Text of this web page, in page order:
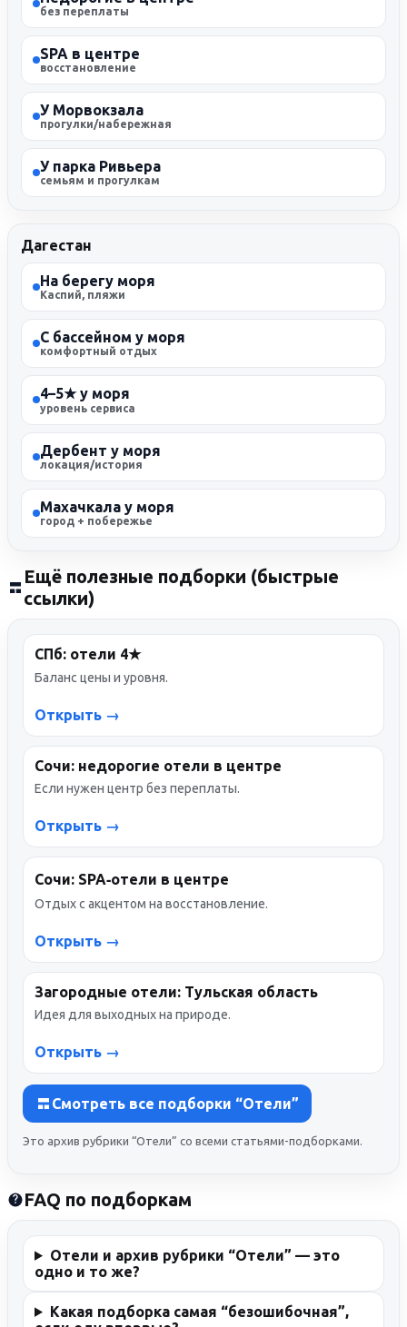
без переплаты
SPA в центре
восстановление
У Морвокзала
прогулки/набережная
У парка Ривьера
семьям и прогулкам
Дагестан
На берегу моря
Каспий, пляжи
С бассейном у моря
комфортный отдых
4–5★ у моря
уровень сервиса
Дербент у моря
локация/история
Махачкала у моря
город + побережье
Ещё полезные подборки (быстрые
ссылки)
СПб: отели 4★
Баланс цены и уровня.
Открыть →
Сочи: недорогие отели в центре
Если нужен центр без переплаты.
Открыть →
Сочи: SPA‑отели в центре
Отдых с акцентом на восстановление.
Открыть →
Загородные отели: Тульская область
Идея для выходных на природе.
Открыть →
Смотреть все подборки “Отели”
Это архив рубрики “Отели” со всеми статьями-подборками.
FAQ по подборкам
Отели и архив рубрики “Отели” — это
одно и то же?
Какая подборка самая “безошибочная”,